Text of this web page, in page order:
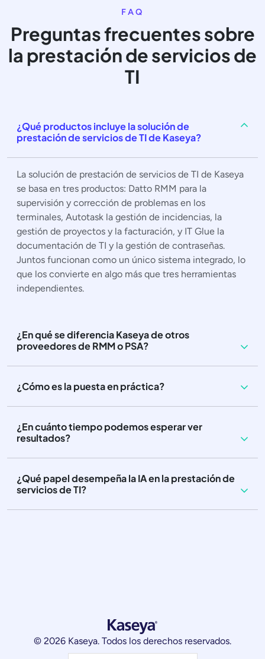
FAQ
Preguntas frecuentes sobre
la prestación de servicios de
TI
¿Qué productos incluye la solución de
prestación de servicios de TI de Kaseya?
La solución de prestación de servicios de TI de Kaseya
se basa en tres productos: Datto RMM para la
supervisión y corrección de problemas en los
terminales, Autotask la gestión de incidencias, la
gestión de proyectos y la facturación, y IT Glue la
documentación de TI y la gestión de contraseñas.
Juntos funcionan como un único sistema integrado, lo
que los convierte en algo más que tres herramientas
independientes.
¿En qué se diferencia Kaseya de otros
proveedores de RMM o PSA?
¿Cómo es la puesta en práctica?
¿En cuánto tiempo podemos esperar ver
resultados?
¿Qué papel desempeña la IA en la prestación de
servicios de TI?
© 2026 Kaseya. Todos los derechos reservados.